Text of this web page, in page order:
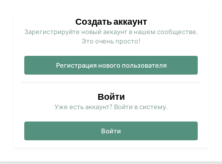
Создать аккаунт
Зарегистрируйте новый аккаунт в нашем сообществе.
Это очень просто!
Регистрация нового пользователя
Войти
Уже есть аккаунт? Войти в систему.
Войти